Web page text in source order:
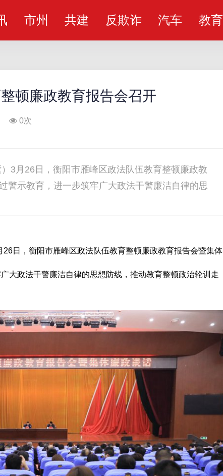
市州 共建 反欺诈 汽车 教育
顿廉政教育报告会召开
0次
3月26日，衡阳市雁峰区政法队伍教育整顿廉政教
警示教育，进一步筑牢广大政法干警廉洁自律的思
日，衡阳市雁峰区政法队伍教育整顿廉政教育报告会暨集体
大政法干警廉洁自律的思想防线，推动教育整顿政治轮训走